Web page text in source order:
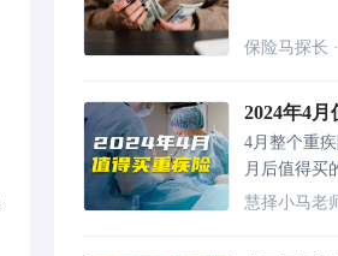
保险马探长 ·
2024年4月
4月整个重
月后值得买
该怎么选呢
慧择小马老